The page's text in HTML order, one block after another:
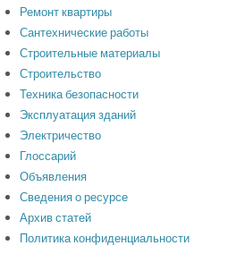
Ремонт квартиры
Сантехнические работы
Строительные материалы
Строительство
Техника безопасности
Эксплуатация зданий
Электричество
Глоссарий
Объявления
Сведения о ресурсе
Архив статей
Политика конфиденциальности